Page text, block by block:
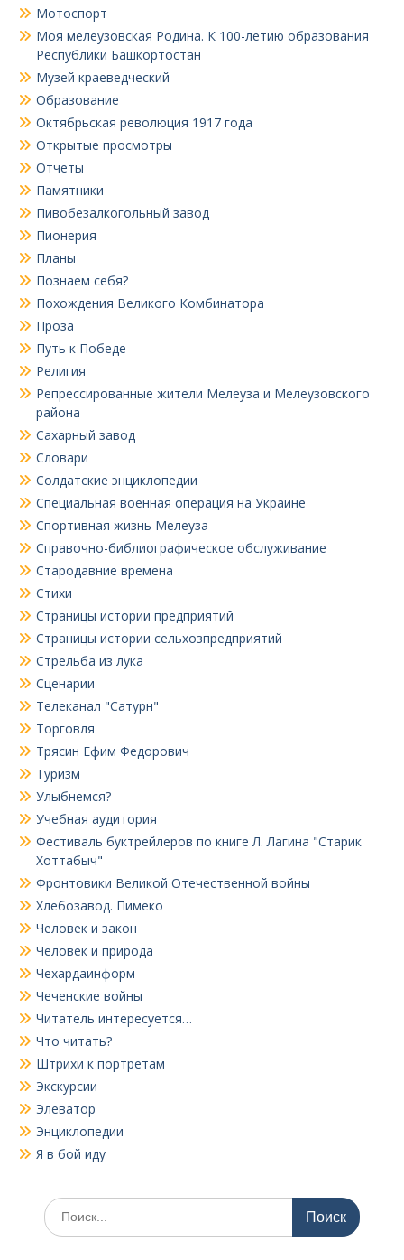
Мотоспорт
Моя мелеузовская Родина. К 100-летию образования
Республики Башкортостан
Музей краеведческий
Образование
Октябрьская революция 1917 года
Открытые просмотры
Отчеты
Памятники
Пивобезалкогольный завод
Пионерия
Планы
Познаем себя?
Похождения Великого Комбинатора
Проза
Путь к Победе
Религия
Репрессированные жители Мелеуза и Мелеузовского
района
Сахарный завод
Словари
Солдатские энциклопедии
Специальная военная операция на Украине
Спортивная жизнь Мелеуза
Справочно-библиографическое обслуживание
Стародавние времена
Стихи
Страницы истории предприятий
Страницы истории сельхозпредприятий
Стрельба из лука
Сценарии
Телеканал "Сатурн"
Торговля
Трясин Ефим Федорович
Туризм
Улыбнемся?
Учебная аудитория
Фестиваль буктрейлеров по книге Л. Лагина "Старик
Хоттабыч"
Фронтовики Великой Отечественной войны
Хлебозавод. Пимеко
Человек и закон
Человек и природа
Чехардаинформ
Чеченские войны
Читатель интересуется…
Что читать?
Штрихи к портретам
Экскурсии
Элеватор
Энциклопедии
Я в бой иду
Поиск
по: